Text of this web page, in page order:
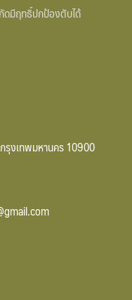
ดมีฤทธิ์ปกป้องตับได้
รุงเทพมหานคร 10900